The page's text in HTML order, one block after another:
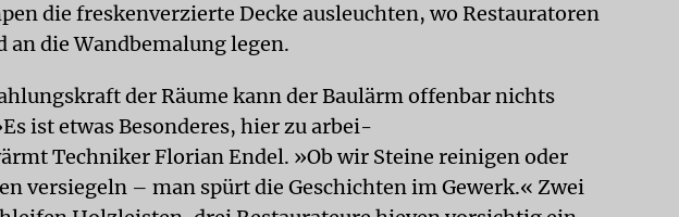
die freskenverzierte Decke ausleuchten, wo Restauratoren
an die Wandbemalung legen.
der Räume kann der Baulärm offenbar nichts
ist etwas Besonderes, hier zu arbei-
Techniker Florian Endel. »Ob wir Steine reinigen oder
versiegeln – man spürt die Geschichten im Gewerk.« Zwei